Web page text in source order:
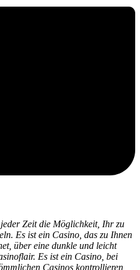
jeder Zeit die Möglichkeit, Ihr zu
Es ist ein Casino, das zu Ihnen
über eine dunkle und leicht
Es ist ein Casino, bei
Casinos kontrollieren